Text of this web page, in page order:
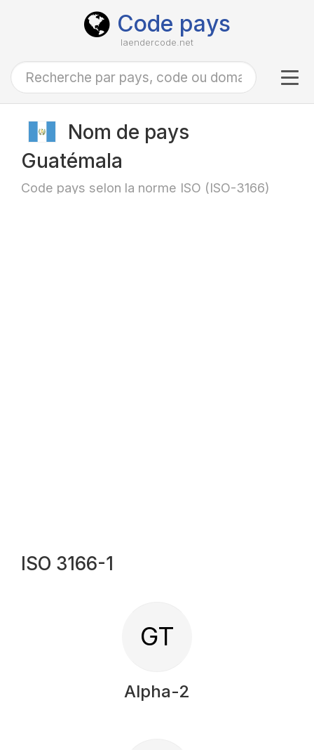
Code pays
laendercode.net
Nom de pays
Guatémala
Code pays selon la norme ISO (ISO-3166)
ISO 3166-1
GT
Alpha-2